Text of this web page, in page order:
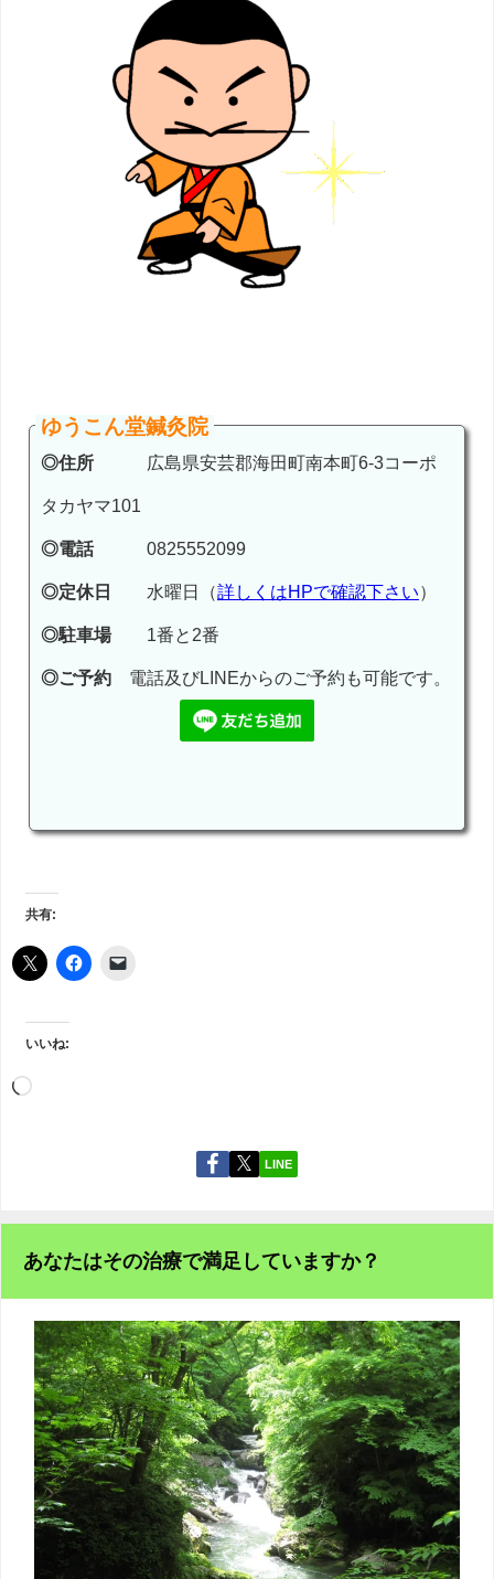
ゆうこん堂鍼灸院
◎住所 広島県安芸郡海田町南本町6-3コーポ
タカヤマ101
◎電話0825552099
◎定休日 水曜日（詳しくはHPで確認下さい）
◎駐車場1番と2番
◎ご予約 電話及びLINEからのご予約も可能です。
共有:
いいね:
LINE
あなたはその治療で満足していますか？